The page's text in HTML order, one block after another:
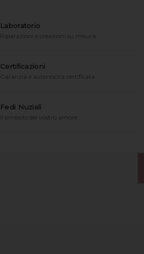
Laboratorio
Riparazioni e creazioni su misura
Certificazioni
Garanzia e autenticità certificata
Fedi Nuziali
Il simbolo del vostro amore